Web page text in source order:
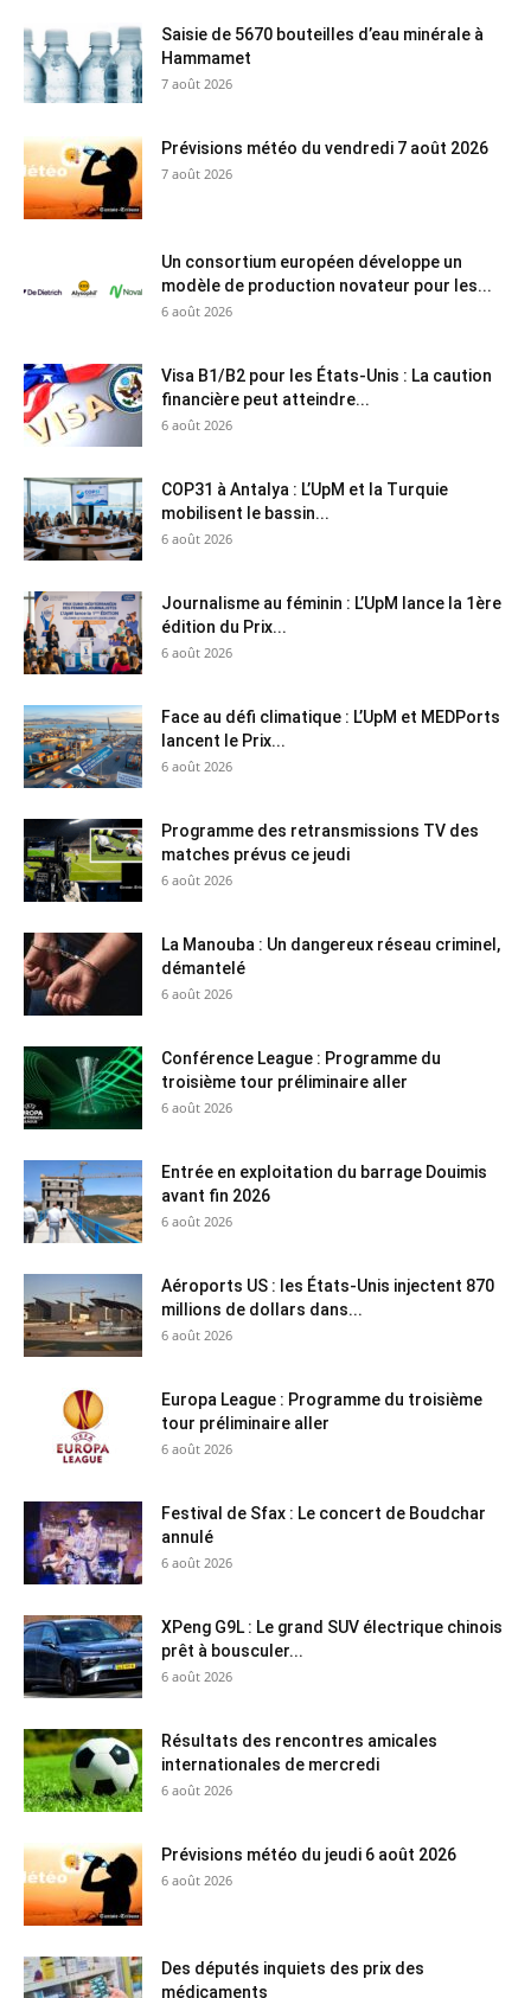
Saisie de 5670 bouteilles d’eau minérale à
Hammamet
7 août 2026
Prévisions météo du vendredi 7 août 2026
7 août 2026
Un consortium européen développe un
modèle de production novateur pour les...
6 août 2026
Visa B1/B2 pour les États-Unis : La caution
financière peut atteindre...
6 août 2026
COP31 à Antalya : L’UpM et la Turquie
mobilisent le bassin...
6 août 2026
Journalisme au féminin : L’UpM lance la 1ère
édition du Prix...
6 août 2026
Face au défi climatique : L’UpM et MEDPorts
lancent le Prix...
6 août 2026
Programme des retransmissions TV des
matches prévus ce jeudi
6 août 2026
La Manouba : Un dangereux réseau criminel,
démantelé
6 août 2026
Conférence League : Programme du
troisième tour préliminaire aller
6 août 2026
Entrée en exploitation du barrage Douimis
avant fin 2026
6 août 2026
Aéroports US : les États-Unis injectent 870
millions de dollars dans...
6 août 2026
Europa League : Programme du troisième
tour préliminaire aller
6 août 2026
Festival de Sfax : Le concert de Boudchar
annulé
6 août 2026
XPeng G9L : Le grand SUV électrique chinois
prêt à bousculer...
6 août 2026
Résultats des rencontres amicales
internationales de mercredi
6 août 2026
Prévisions météo du jeudi 6 août 2026
6 août 2026
Des députés inquiets des prix des
médicaments